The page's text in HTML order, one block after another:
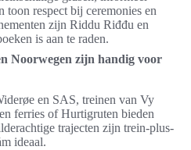
toon respect bij ceremonies en
zijn Riddu Riđđu en
is aan te raden.
Noorwegen zijn handig voor
en SAS, treinen van Vy
ferries of Hurtigruten bieden
trajecten zijn trein-plus-
ideaal.